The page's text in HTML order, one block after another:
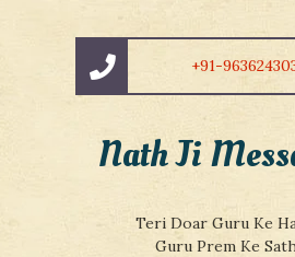
+91-
Nath Ji
Teri Doar Guru Ke
Guru Prem Ke